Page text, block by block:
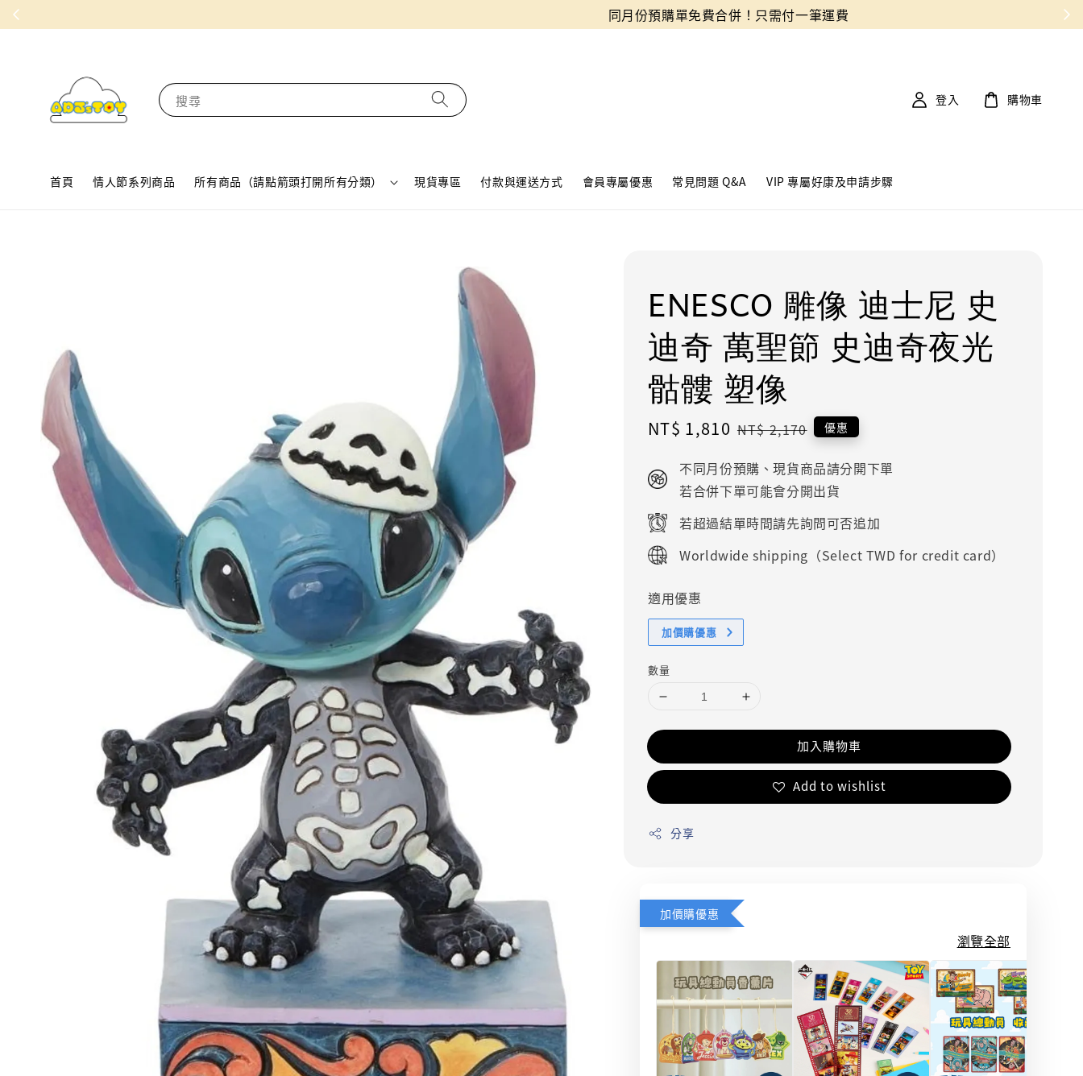
同月份預購單免費合併！只需付一筆運費
搜尋
首頁 情人節系列商品 所有商品（請點箭頭打開所有分類） 現貨專區 付款與運送方式 會員專屬優惠 常見問題 Q&A VIP 專屬好康及申請步驟
登入 購物車
ENESCO 雕像 迪士尼 史
迪奇 萬聖節 史迪奇夜光
骷髏 塑像
Sale
NT$ 1,810 Regular
NT$ 2,170 優惠
不同月份預購、現貨商品請分開下單
若合併下單可能會分開出貨
若超過結單時間請先詢問可否追加
Worldwide shipping（Select TWD for credit card）
適用優惠
加價購優惠
數量
加入購物車
Add to wishlist
分享
加價購優惠
瀏覽全部